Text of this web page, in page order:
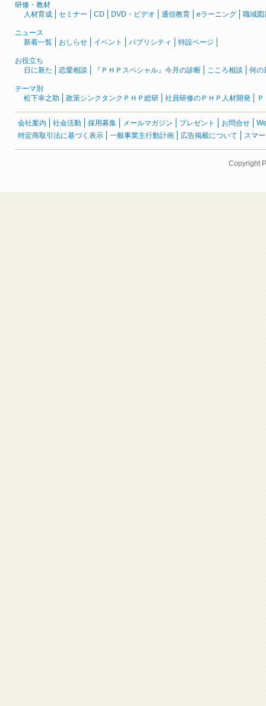
研修・教材
人材育成
セミナー CD DVD・ビデオ 通信教育 eラーニング 職域図
ニュース
新着一覧
おしらせ イベント パブリシティ 特設ページ
お役立ち
日に新た
恋愛相談 『ＰＨＰスペシャル』今月の診断 こころ相談 何の
テーマ別
松下幸之助
政策シンクタンクＰＨＰ総研 社員研修のＰＨＰ人材開発
会社案内 社会活動 採用募集 メールマガジン プレゼント お問合せ
特定商取引法に基づく表示
一般事業主行動計画 広告掲載について スマ
Copyright